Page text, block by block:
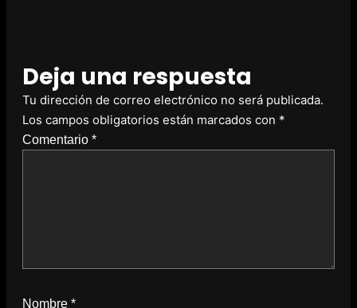
Deja una respuesta
Tu dirección de correo electrónico no será publicada.
Los campos obligatorios están marcados con *
Comentario *
Nombre *